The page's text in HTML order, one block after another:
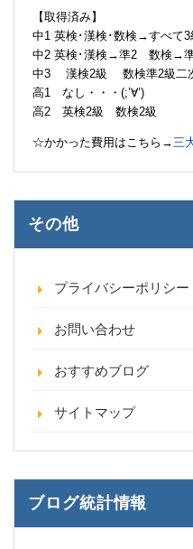
【取得済み】
中1 英検･漢検･数検→すべて3
中2 英検･漢検→準2 数検→
中3 漢検2級 数検準2級二
高1 なし・・・(;’∀’)
高2 英検2級 数検2級
☆かかった費用はこちら→三
その他
プライバシーポリシー
お問い合わせ
おすすめブログ
サイトマップ
ブログ統計情報